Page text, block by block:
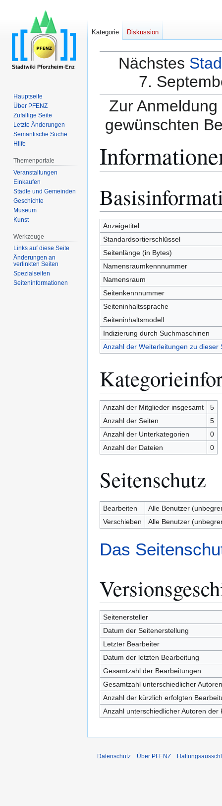
Nächstes
7.
Zur
gewünschten
Navigation
Suche
Anzeigetitel
Standardsortierschlüssel
Seitenlänge (in Bytes)
Namensraumkennnummer
Namensraum
Seitenkennnummer
Seiteninhaltssprache
Seiteninhaltsmodell
Indizierung durch Suchmaschinen
Anzahl der Weiterleitungen zu dieser
Anzahl der Mitglieder insgesamt
5
Anzahl der Seiten
5
Anzahl der Unterkategorien
0
Anzahl der Dateien
0
Seitenschutz
Bearbeiten
Alle Benutzer
Verschieben
Alle Benutzer
Das
Seitenersteller
Datum der Seitenerstellung
Letzter Bearbeiter
Datum der letzten Bearbeitung
Gesamtzahl der Bearbeitungen
Gesamtzahl unterschiedlicher Autoren
Anzahl der kürzlich erfolgten
Anzahl unterschiedlicher Autoren
Kategorie Diskussion
Hauptseite
Über PFENZ
Zufällige Seite
Letzte Änderungen
Semantische Suche
Hilfe
Themenportale
Veranstaltungen
Einkaufen
Städte und Gemeinden
Geschichte
Museum
Kunst
Werkzeuge
Links auf diese Seite
Änderungen an
verlinkten Seiten
Spezialseiten
Seiten­­informationen
Datenschutz Über PFENZ